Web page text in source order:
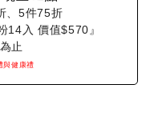
、5件75折
14入 價值$570』
止
與健康禮